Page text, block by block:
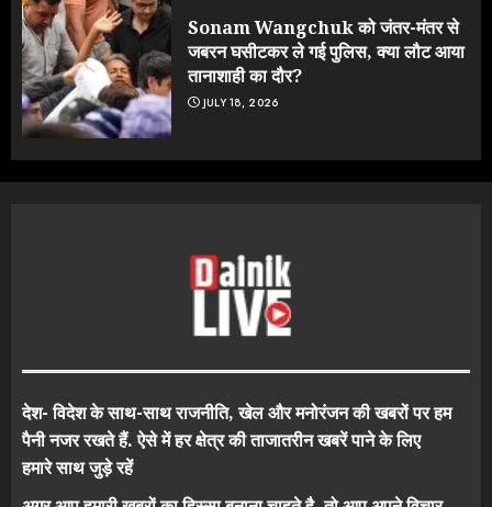
Sonam Wangchuk को जंतर-मंतर से
जबरन घसीटकर ले गई पुलिस, क्या लौट आया
तानाशाही का दौर?
JULY 18, 2026
देश- विदेश के साथ-साथ राजनीति, खेल और मनोरंजन की खबरों पर हम
पैनी नजर रखते हैं. ऐसे में हर क्षेत्र की ताजातरीन खबरें पाने के लिए
हमारे साथ जुड़े रहें